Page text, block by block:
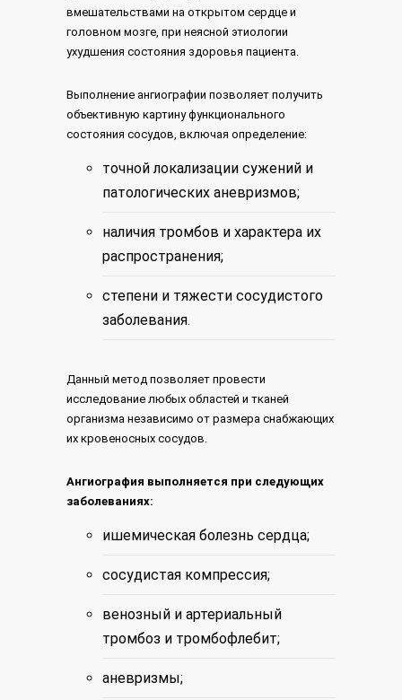
вмешательствами на открытом сердце и
головном мозге, при неясной этиологии
ухудшения состояния здоровья пациента.
Выполнение ангиографии позволяет получить
объективную картину функционального
состояния сосудов, включая определение:
точной локализации сужений и
патологических аневризмов;
наличия тромбов и характера их
распространения;
степени и тяжести сосудистого
заболевания.
Данный метод позволяет провести
исследование любых областей и тканей
организма независимо от размера снабжающих
их кровеносных сосудов.
Ангиография выполняется при следующих
заболеваниях:
ишемическая болезнь сердца;
сосудистая компрессия;
венозный и артериальный
тромбоз и тромбофлебит;
аневризмы;